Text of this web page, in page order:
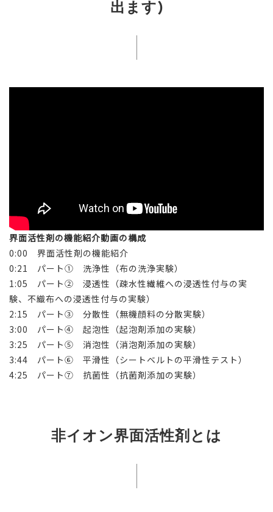
出ます)
界面活性剤の機能紹介動画の構成
0:00 界面活性剤の機能紹介
0:21 パート① 洗浄性（布の洗浄実験）
1:05 パート② 浸透性（疎水性繊維への浸透性付与の実
験、不織布への浸透性付与の実験）
2:15 パート③ 分散性（無機顔料の分散実験）
3:00 パート④ 起泡性（起泡剤添加の実験）
3:25 パート⑤ 消泡性 （消泡剤添加の実験）
3:44 パート⑥ 平滑性（シートベルトの平滑性テスト）
4:25 パート⑦ 抗菌性 （抗菌剤添加の実験）
非イオン界面活性剤とは